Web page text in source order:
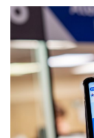
Policial
Tribunales
Deporte